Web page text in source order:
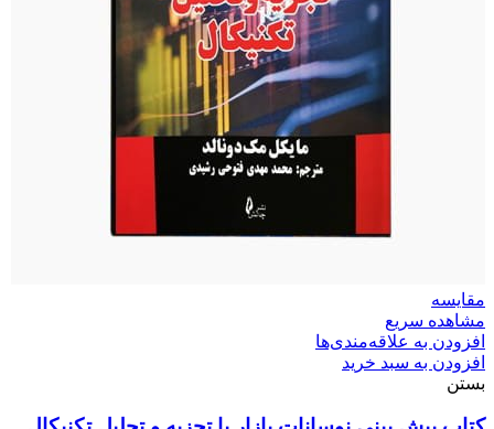
مقایسه
مشاهده سریع
افزودن به علاقه‌مندی‌ها
افزودن به سبد خرید
بستن